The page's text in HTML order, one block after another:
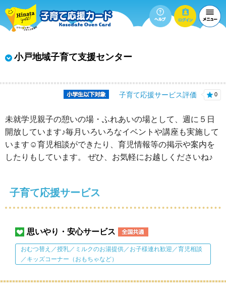
小戸地域子育て支援センター
子育て応援サービス評価 0
未就学児親子の憩いの場・ふれあいの場として、週に５日
開放しています♪毎月いろいろなイベントや講座も実施して
います☺育児相談ができたり、育児情報等の掲示や案内を
したりもしています。 ぜひ、お気軽にお越しくださいね♪
子育て応援サービス
思いやり・安心サービス
おむつ替え／授乳／ミルクのお湯提供／お子様連れ歓迎／育児相談
／キッズコーナー（おもちゃなど）